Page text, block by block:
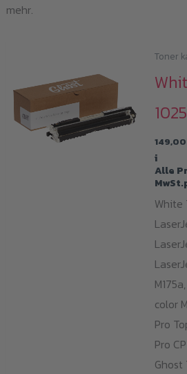
mehr.
Toner
149,00
i
Alle
White
color
Pro
Pro